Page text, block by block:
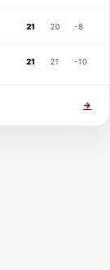
21 20 -8
21 21 -10
→